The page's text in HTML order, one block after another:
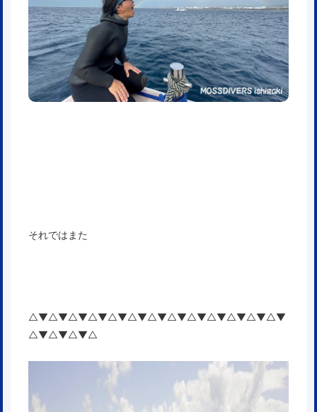
それではまた
△▼△▼△▼△▼△▼△▼△▼△▼△▼△▼△▼△▼△▼
△▼△▼△▼△